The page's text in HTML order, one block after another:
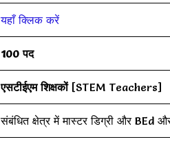
यहाँ क्लिक करें
100 पद
एसटीईएम शिक्षकों[STEM Teachers]
संबंधित क्षेत्र में मास्टर डिग्री और BEd